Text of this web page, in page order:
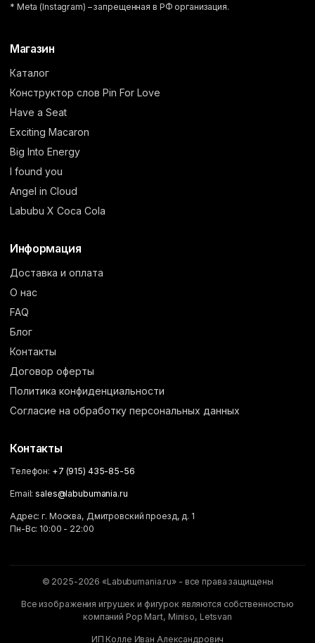
* Meta (Instagram) – запрещенная в РФ организация.
Магазин
Каталог
Конструктор слов Pin For Love
Have a Seat
Exciting Macaron
Big Into Energy
I found you
Angel in Cloud
Labubu X Coca Cola
Информация
Доставка и оплата
О нас
FAQ
Блог
Контакты
Договор оферты
Политика конфиденциальности
Согласие на обработку персональных данных
Контакты
Телефон: +7 (915) 435-85-56
Email:sales@labubumania.ru
Адрес: г. Москва, Дмитровский проезд, д. 1
Пн-Вс: 10:00 - 22:00
© 2025-2026 «Labubumania.ru» - все права защищены
Все изображения игрушек и фигурок являются собственностью
компаний Pop Mart, Miniso, Letsvan
ИП Колле Иван Александрович